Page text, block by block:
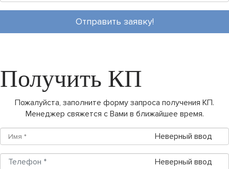
Отправить заявку!
Получить КП
Пожалуйста, заполните форму запроса получения КП.
Менеджер свяжется с Вами в ближайшее время.
Неверный ввод
Неверный ввод